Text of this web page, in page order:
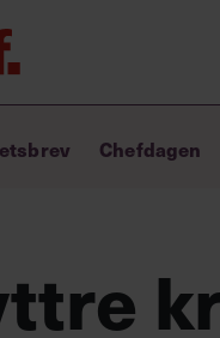
med C+
chefsassistent i
Chefdagen